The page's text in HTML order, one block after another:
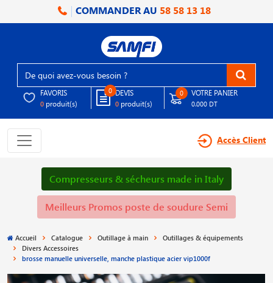
COMMANDER AU 58 58 13 18
FAVORIS
0 produit(s)
0 DEVIS
0 produit(s)
0 VOTRE PANIER
0.000 DT
Accès Client
Compresseurs & sécheurs made in Italy
Meilleurs Promos poste de soudure Semi
Accueil Catalogue Outillage à main
Outillages & équipements
Divers Accessoires
brosse manuelle universelle, manche plastique acier vip1000f